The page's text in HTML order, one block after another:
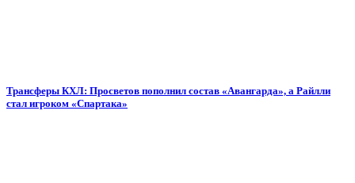
Трансферы КХЛ: Просветов пополнил состав «Авангарда», а Райлли
стал игроком «Спартака»